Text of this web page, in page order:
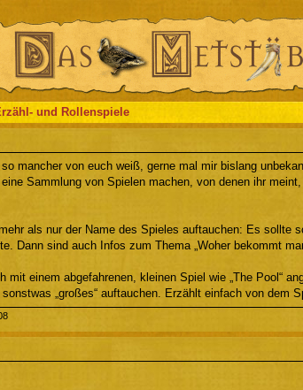
und Rollenspiele
mancher von euch weiß, gerne mal mir bislang
Sammlung von Spielen machen, von denen ihr
als nur der Name des Spieles auftauchen: Es sollte
Dann sind auch Infos zum Thema „Woher bekommt
mit einem abgefahrenen, kleinen Spiel wie „The Pool“
„großes“ auftauchen. Erzählt einfach von dem